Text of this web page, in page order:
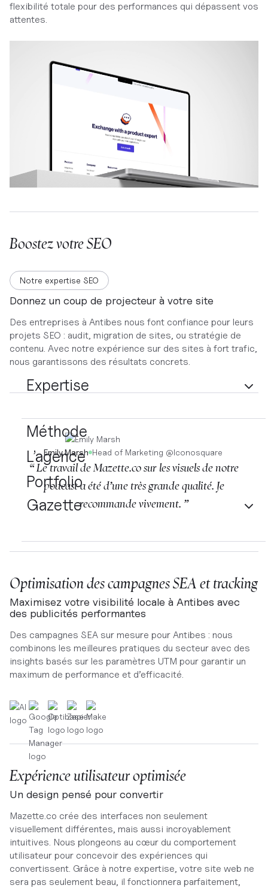
Expertise
Méthode
L’agence
Portfolio
Gazette
flexibilité totale pour des performances qui dépassent vos
attentes.
Boostez votre SEO
Notre expertise SEO
Donnez un coup de projecteur à votre site
Des entreprises à Antibes nous font confiance pour leurs
projets SEO : audit, migration de sites, ou stratégie de
contenu. Avec notre expérience sur des sites à fort trafic,
nous garantissons des résultats concrets.
Emily Marsh Head of Marketing @Iconosquare
“ Le travail de Mazette.co sur les visuels de notre
podcast a été d’une très grande qualité. Je
recommande vivement. ”
Optimisation des campagnes SEA et tracking
Maximisez votre visibilité locale à Antibes avec
des publicités performantes
Des campagnes SEA sur mesure pour Antibes : nous
combinons les meilleures pratiques du secteur avec des
insights basés sur les paramètres UTM pour garantir un
maximum de performance et d’efficacité.
Expérience utilisateur optimisée
Un design pensé pour convertir
Mazette.co crée des interfaces non seulement
visuellement différentes, mais aussi incroyablement
intuitives. Nous plongeons au cœur du comportement
utilisateur pour concevoir des expériences qui
convertissent. Grâce à notre expertise, votre site web ne
sera pas seulement beau, il fonctionnera parfaitement,